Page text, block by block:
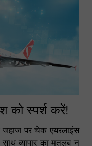
को स्पर्श करें!
जहाज पर चेक एयरलाइंस
व्यापार का मतलब न